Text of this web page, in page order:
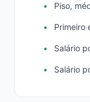
Piso,
Primeiro
Salário
Salário